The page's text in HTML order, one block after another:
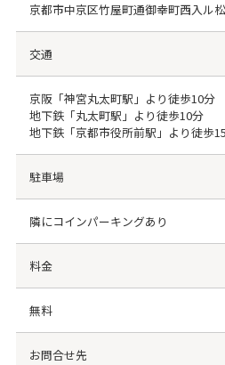
京都市中京区竹屋町通御幸町西入ル
交通
京阪「神宮丸太町駅」より徒歩10分
地下鉄「丸太町駅」より徒歩10分
地下鉄「京都市役所前駅」より徒歩
駐車場
隣にコインパーキングあり
料金
無料
お問合せ先